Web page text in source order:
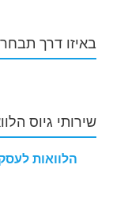
באיזו דרך
שירותי גיוס
הלוואות